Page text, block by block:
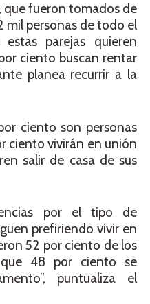
que fueron tomados de
mil personas de todo el
parejas quieren
ciento buscan rentar
planea recurrir a la
ciento son personas
ciento vivirán en unión
salir de casa de sus
por el tipo de
prefiriendo vivir en
52 por ciento de los
48 por ciento se
puntualiza el